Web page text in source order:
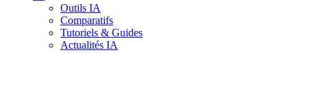
Outils IA
Comparatifs
Tutoriels & Guides
Actualités IA